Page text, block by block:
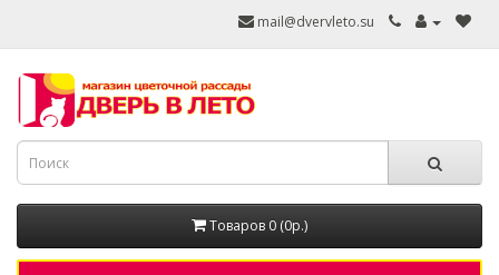
mail@dvervleto.su
Товаров 0 (0р.)